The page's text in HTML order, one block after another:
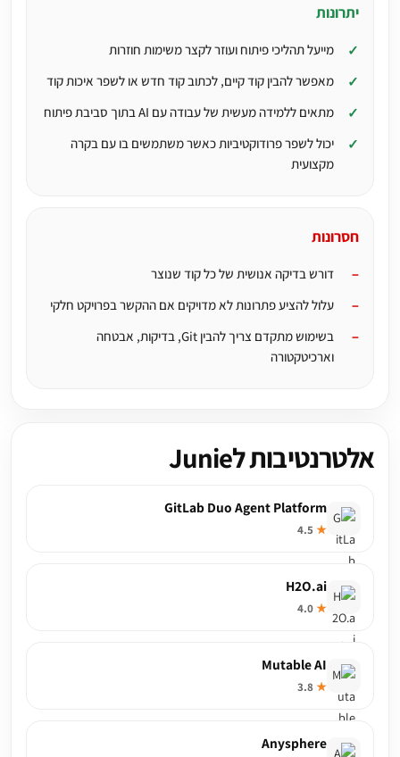
יתרונות
מייעל תהליכי פיתוח ועוזר לקצר משימות חוזרות
מאפשר להבין קוד קיים, לכתוב קוד חדש או לשפר איכות קוד
מתאים ללמידה מעשית של עבודה עם AI בתוך סביבת פיתוח
יכול לשפר פרודוקטיביות כאשר משתמשים בו עם בקרה
מקצועית
חסרונות
דורש בדיקה אנושית של כל קוד שנוצר
עלול להציע פתרונות לא מדויקים אם ההקשר בפרויקט חלקי
בשימוש מתקדם צריך להבין Git, בדיקות, אבטחה
וארכיטקטורה
אלטרנטיבות לJunie
GitLab Duo Agent Platform
★
H2O.ai
★
Mutable AI
★
Anysphere